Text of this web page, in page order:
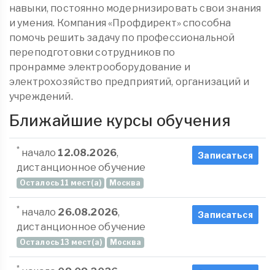
навыки, постоянно модернизировать свои знания
и умения. Компания «Профдирект» способна
помочь решить задачу по профессиональной
переподготовки сотрудников по
пронрамме электрооборудование и
электрохозяйство предприятий, организаций и
учреждений.
Ближайшие курсы обучения
* начало 12.08.2026,
дистанционное обучение
Осталось 11 мест(а) Москва
Записаться
* начало 26.08.2026,
дистанционное обучение
Осталось 13 мест(а) Москва
Записаться